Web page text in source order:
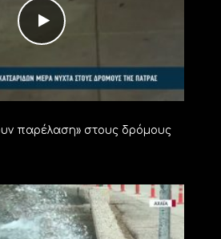
παρέλαση» στους δρόμους